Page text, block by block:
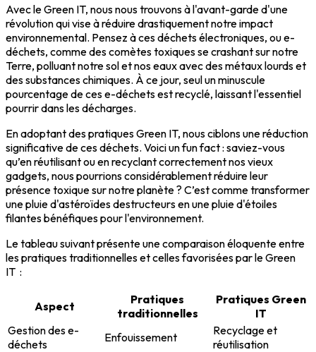
Avec le Green IT, nous nous trouvons à l'avant-garde d'une
révolution qui vise à réduire drastiquement notre impact
environnemental. Pensez à ces déchets électroniques, ou e-
déchets, comme des comètes toxiques se crashant sur notre
Terre, polluant notre sol et nos eaux avec des métaux lourds et
des substances chimiques. À ce jour, seul un minuscule
pourcentage de ces e-déchets est recyclé, laissant l'essentiel
pourrir dans les décharges.
En adoptant des pratiques Green IT, nous ciblons une réduction
significative de ces déchets. Voici un fun fact : saviez-vous
qu’en réutilisant ou en recyclant correctement nos vieux
gadgets, nous pourrions considérablement réduire leur
présence toxique sur notre planète ? C’est comme transformer
une pluie d'astéroïdes destructeurs en une pluie d'étoiles
filantes bénéfiques pour l'environnement.
Le tableau suivant présente une comparaison éloquente entre
les pratiques traditionnelles et celles favorisées par le Green
IT :
Aspect
Pratiques
traditionnelles
Pratiques Green
IT
Gestion des e-
déchets
Enfouissement
Recyclage et
réutilisation